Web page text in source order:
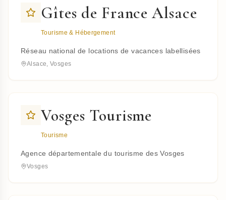
Gîtes de France Alsace
Tourisme & Hébergement
Réseau national de locations de vacances labellisées
Alsace, Vosges
Vosges Tourisme
Tourisme
Agence départementale du tourisme des Vosges
Vosges